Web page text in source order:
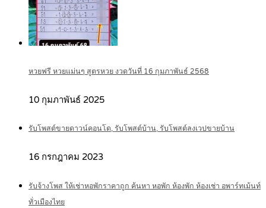
หวยฟรี หวยแม่นๆ สูตรหวย งวดวันที่ 16 กุมภาพันธ์ 2568
10 กุมภาพันธ์ 2025
รับโพสต์ขายดาวน์คอนโด, รับโพสต์บ้าน, รับโพสต์ลงเวปขายบ้าน
16 กรกฎาคม 2023
รับจ้างโพส ให้เช่าหอพักราคาถูก ค้นหา หอพัก ห้องพัก ห้องเช่า อพาร์ทเม้นท์
ทั่วเมืองไทย